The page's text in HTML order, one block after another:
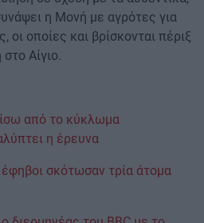
η Μονή με αγρότες για
οι οποίες και βρίσκονται πέριξ
Αίγιο.
από το κύκλωμα
η έρευνα
σκότωσαν τρία άτομα